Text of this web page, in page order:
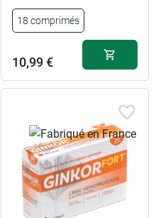
18 comprimés
10,99 €